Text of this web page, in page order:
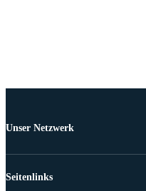
Unser Netzwerk
Seitenlinks